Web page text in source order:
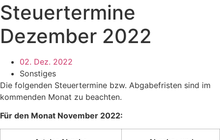
Steuertermine
Dezember 2022
02. Dez. 2022
Sonstiges
Die folgenden Steuertermine bzw. Abgabefristen sind im
kommenden Monat zu beachten.
Für den Monat November 2022: